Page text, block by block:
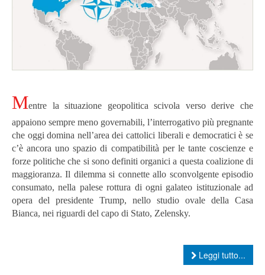
Mentre la situazione geopolitica scivola verso derive che
appaiono sempre meno governabili, l’interrogativo più pregnante
che oggi domina nell’area dei cattolici liberali e democratici è se
c’è ancora uno spazio di compatibilità per le tante coscienze e
forze politiche che si sono definiti organici a questa coalizione di
maggioranza.Il dilemma si connette allo sconvolgente episodio
consumato, nella palese rottura di ogni galateo istituzionale ad
opera del presidente Trump, nello studio ovale della Casa
Bianca, nei riguardi del capo di Stato, Zelensky.
Leggi tutto...